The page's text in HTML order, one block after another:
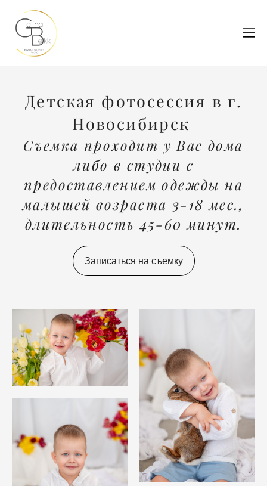
Детская фотосессия в г.
Новосибирск
Съемка проходит у Вас дома
либо в студии с
предоставлением одежды на
малышей возраста 3-18 мес.,
длительность 45-60 минут.
Записаться на съемку